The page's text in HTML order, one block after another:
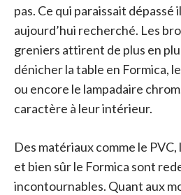
pas. Ce qui paraissait dépassé
aujourd’hui recherché. Les
greniers attirent de plus en
dénicher la table en Formica,
ou encore le lampadaire
caractère à leur intérieur.
Des matériaux comme le
et bien sûr le Formica sont
incontournables. Quant aux